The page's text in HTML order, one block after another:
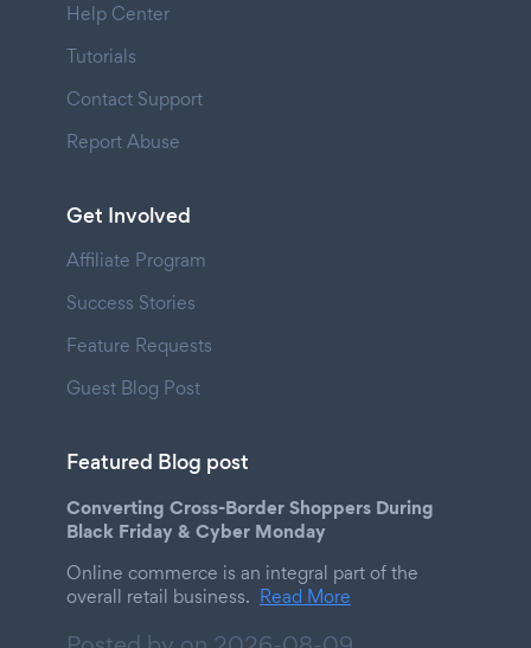
Help Center
Tutorials
Contact Support
Report Abuse
Get Involved
Affiliate Program
Success Stories
Feature Requests
Guest Blog Post
Featured Blog post
Converting Cross-Border Shoppers During
Black Friday & Cyber Monday
Online commerce is an integral part of the
overall retail business. Read More